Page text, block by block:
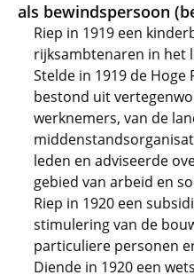
als bewindspersoon
Riep in 1919 een
rijksambtenaren in het
Stelde in 1919 de Hoge
bestond uit
werknemers, van de
leden en adviseerde
gebied van arbeid en
Riep in 1920 een
stimulering van de
particuliere personen
Diende in 1920 een